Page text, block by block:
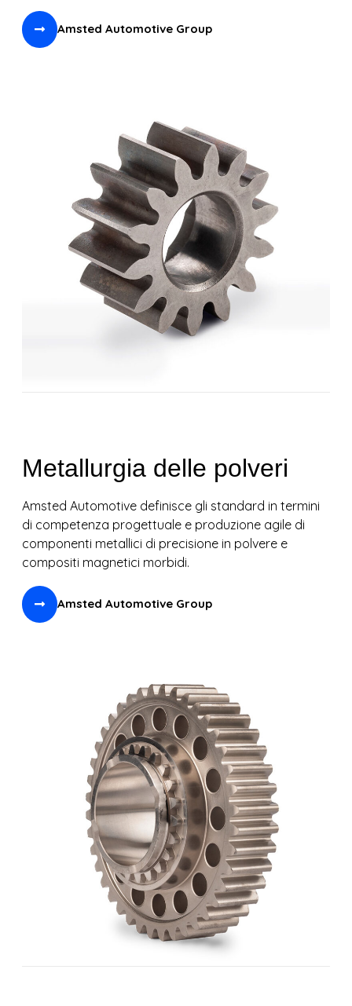
Amsted Automotive Group
Metallurgia delle polveri
Amsted Automotive definisce gli standard in termini
di competenza progettuale e produzione agile di
componenti metallici di precisione in polvere e
compositi magnetici morbidi.
Amsted Automotive Group